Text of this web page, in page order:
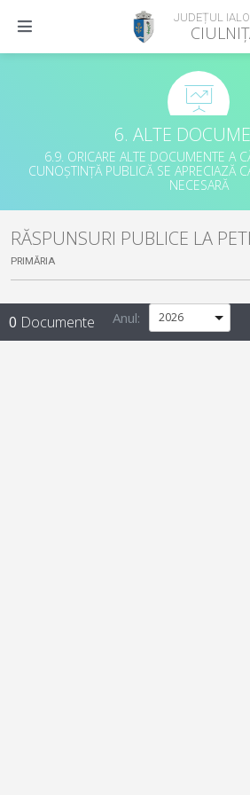
JUDEȚUL
6. ALTE
6.9. ORICARE ALTE DOCUMENTE A
CUNOȘTINȚĂ PUBLICĂ SE APRECIAZĂ
NECESARĂ
RĂSPUNSURI PUBLICE LA
PRIMĂRIA
0 Documente Anul: